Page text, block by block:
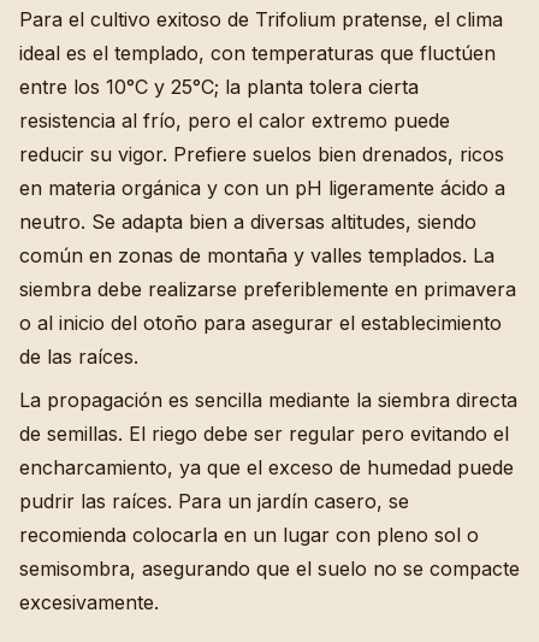
Para el cultivo exitoso de Trifolium pratense, el clima
ideal es el templado, con temperaturas que fluctúen
entre los 10°C y 25°C; la planta tolera cierta
resistencia al frío, pero el calor extremo puede
reducir su vigor. Prefiere suelos bien drenados, ricos
en materia orgánica y con un pH ligeramente ácido a
neutro. Se adapta bien a diversas altitudes, siendo
común en zonas de montaña y valles templados. La
siembra debe realizarse preferiblemente en primavera
o al inicio del otoño para asegurar el establecimiento
de las raíces.
La propagación es sencilla mediante la siembra directa
de semillas. El riego debe ser regular pero evitando el
encharcamiento, ya que el exceso de humedad puede
pudrir las raíces. Para un jardín casero, se
recomienda colocarla en un lugar con pleno sol o
semisombra, asegurando que el suelo no se compacte
excesivamente.